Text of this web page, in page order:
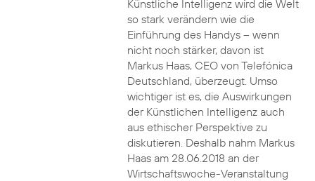
Künstliche Intelligenz wird die Welt
so stark verändern wie die
Einführung des Handys – wenn
nicht noch stärker, davon ist
Markus Haas, CEO von Telefónica
Deutschland, überzeugt. Umso
wichtiger ist es, die Auswirkungen
der Künstlichen Intelligenz auch
aus ethischer Perspektive zu
diskutieren. Deshalb nahm Markus
Haas am 28.06.2018 an der
Wirtschaftswoche-Veranstaltung